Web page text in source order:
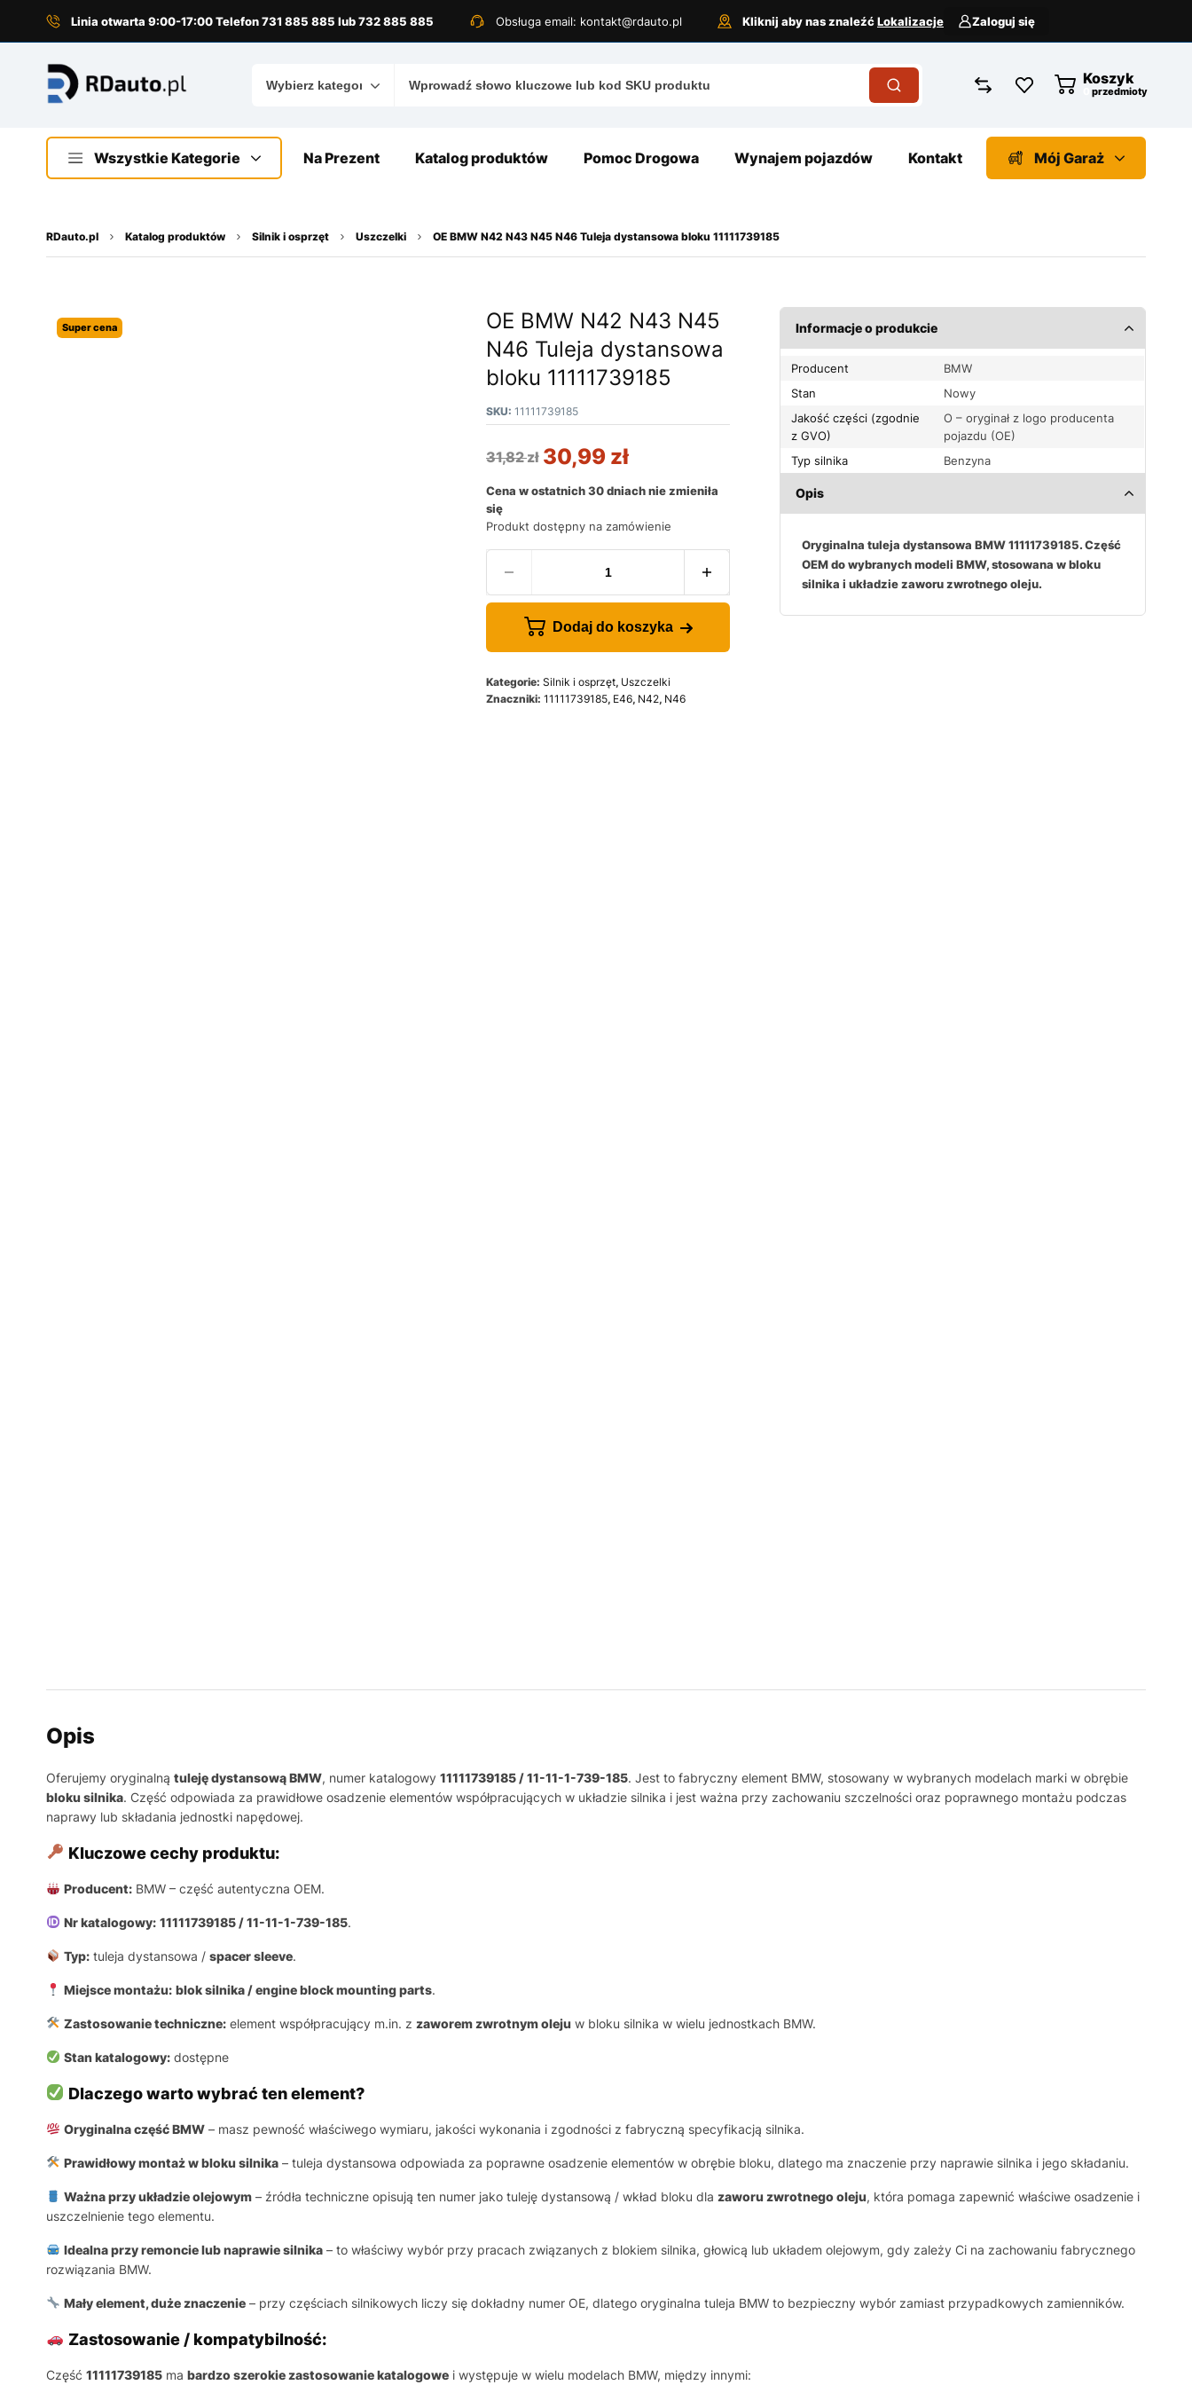
Linia otwarta 9:00-17:00 Telefon 731 885 885 lub 732 885 885 Obsługa email: kontakt@rdauto.pl Kliknij aby nas znaleźćLokalizacje Zaloguj się
Koszyk
przedmioty
Wszystkie Kategorie Na Prezent Katalog produktów Pomoc Drogowa Wynajem pojazdów Kontakt Mój Garaż
RDauto.pl Katalog produktów Silnik i osprzęt Uszczelki OE BMW N42 N43 N45 N46 Tuleja dystansowa bloku 11111739185
Super cena
OE BMW N42 N43 N45
N46 Tuleja dystansowa
bloku 11111739185
SKU: 11111739185
31,82zł 30,99 zł
Cena w ostatnich 30 dniach nie zmieniła
się
Produkt dostępny na zamówienie
Dodaj do koszyka
Kategorie: Silnik i osprzęt, Uszczelki
Znaczniki: 11111739185, E46, N42, N46
Informacje o produkcie
Producent
BMW
Stan
Nowy
Jakość części (zgodnie
z GVO)
O – oryginał z logo producenta
pojazdu (OE)
Typ silnika
Benzyna
Opis
Oryginalna tuleja dystansowa BMW 11111739185. Część
OEM do wybranych modeli BMW, stosowana w bloku
silnika i układzie zaworu zwrotnego oleju.
Opis
Oferujemy oryginalną tuleję dystansową BMW, numer katalogowy 11111739185 / 11-11-1-739-185. Jest to fabryczny element BMW, stosowany w wybranych modelach marki w obrębie
bloku silnika. Część odpowiada za prawidłowe osadzenie elementów współpracujących w układzie silnika i jest ważna przy zachowaniu szczelności oraz poprawnego montażu podczas
naprawy lub składania jednostki napędowej.
Kluczowe cechy produktu:
Producent:BMW – część autentyczna OEM.
Nr katalogowy: 11111739185 / 11-11-1-739-185.
Typ:tuleja dystansowa / spacer sleeve.
Miejsce montażu: blok silnika / engine block mounting parts.
Zastosowanie techniczne:element współpracujący m.in. z zaworem zwrotnym olejuw bloku silnika w wielu jednostkach BMW.
Stan katalogowy:dostępne
Dlaczego warto wybrać ten element?
Oryginalna część BMW– masz pewność właściwego wymiaru, jakości wykonania i zgodności z fabryczną specyfikacją silnika.
Prawidłowy montaż w bloku silnika– tuleja dystansowa odpowiada za poprawne osadzenie elementów w obrębie bloku, dlatego ma znaczenie przy naprawie silnika i jego składaniu.
Ważna przy układzie olejowym– źródła techniczne opisują ten numer jako tuleję dystansową / wkład bloku dla zaworu zwrotnego oleju, która pomaga zapewnić właściwe osadzenie i
uszczelnienie tego elementu.
Idealna przy remoncie lub naprawie silnika– to właściwy wybór przy pracach związanych z blokiem silnika, głowicą lub układem olejowym, gdy zależy Ci na zachowaniu fabrycznego
rozwiązania BMW.
Mały element, duże znaczenie– przy częściach silnikowych liczy się dokładny numer OE, dlatego oryginalna tuleja BMW to bezpieczny wybór zamiast przypadkowych zamienników.
Zastosowanie / kompatybilność:
Część 11111739185 ma bardzo szerokie zastosowanie katalogowe i występuje w wielu modelach BMW, między innymi: